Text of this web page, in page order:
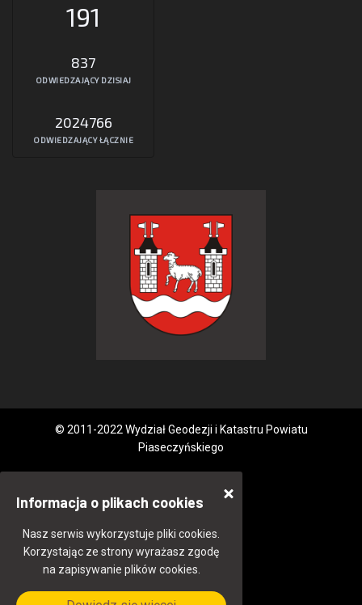
191
837
ODWIEDZAJĄCY DZISIAJ
2024766
ODWIEDZAJĄCY ŁĄCZNIE
© 2011-2022 Wydział Geodezji i Katastru Powiatu
Piaseczyńskiego
Informacja o plikach cookies
Nasz serwis wykorzystuje pliki cookies.
Korzystając ze strony wyrażasz zgodę
na zapisywanie plików cookies.